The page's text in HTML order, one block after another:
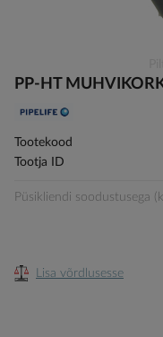
to
beginning
of
images
gallery
PP-HT
Tootekood
Tootja ID
Püsikliendi soodustusega
Lisa võrdlusesse